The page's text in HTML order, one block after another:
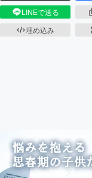
LINEで送る
埋め込み